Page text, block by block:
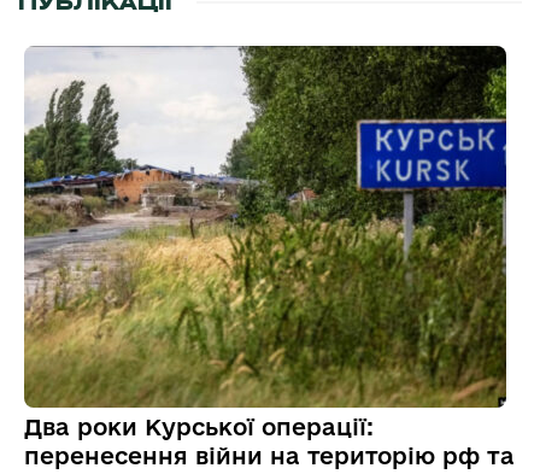
Два роки Курської операції:
перенесення війни на територію рф та